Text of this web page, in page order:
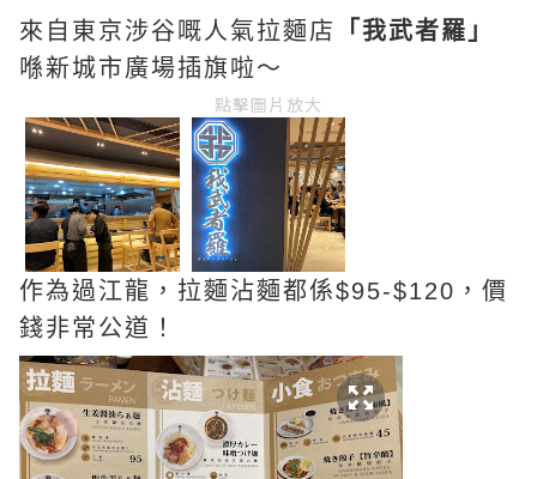
來自東京涉谷嘅人氣拉麵店
「我武者羅」
喺新城市廣場插旗啦～
點擊圖片放大
作為過江龍，拉麵沾麵都係$95-$120，價
錢非常公道！